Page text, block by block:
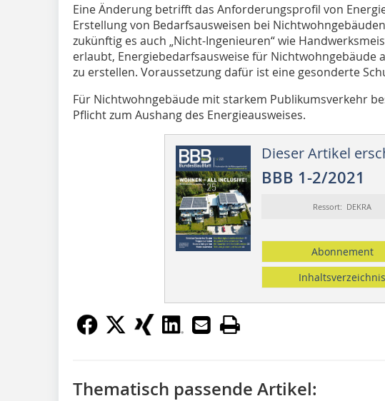
Eine Änderung betrifft das Anforderungsprofil von
Erstellung von Bedarfsausweisen bei
zukünftig es auch „Nicht-Ingenieuren“ wie
erlaubt, Energiebedarfsausweise für Nichtwohngebäude
zu erstellen. Voraussetzung dafür ist eine gesonderte
Für Nichtwohngebäude mit starkem Publikumsverkehr
Pflicht zum Aushang des Energieausweises.
Dieser Artikel
BBB 1-2/2021
Ressort: DEKRA
Abonnement
Inhaltsverzeichnis
Thematisch passende Artikel: